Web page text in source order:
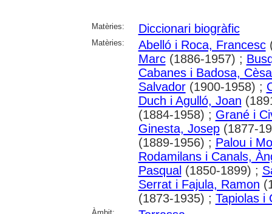
Matèries: Diccionari biogràfic
Matèries: Abelló i Roca, Francesc
Marc(1886-1957) ;
Cabanes i Badosa,
Salvador(1900-1958) ;
Duch i Agulló, Joan
(1884-1958) ; Grané i
Ginesta, Josep(1877-
(1889-1956) ; Palou i
Rodamilans i Canals,
Pasqual (1850-1899) ;
Serrat i Fajula, Ramon
(1873-1935) ; Tapiolas i